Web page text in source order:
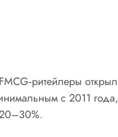
с 2011
20–30%.